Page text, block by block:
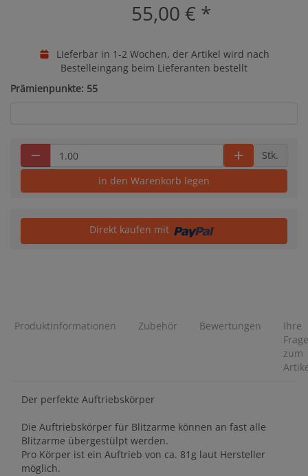
55,00 € *
Lieferbar in 1-2 Wochen, der Artikel wird nach
Bestelleingang beim Lieferanten bestellt
Prämienpunkte: 55
Stk.
in den Warenkorb legen
Direkt kaufen mit
Produktinformationen Zubehör Bewertungen
Ihre
Frage
zum
Der perfekte Auftriebskörper
Die Auftriebskörper für Blitzarme können an fast alle
Blitzarme übergestülpt werden.
Pro Körper ist ein Auftrieb von ca. 81g laut Hersteller
möglich.